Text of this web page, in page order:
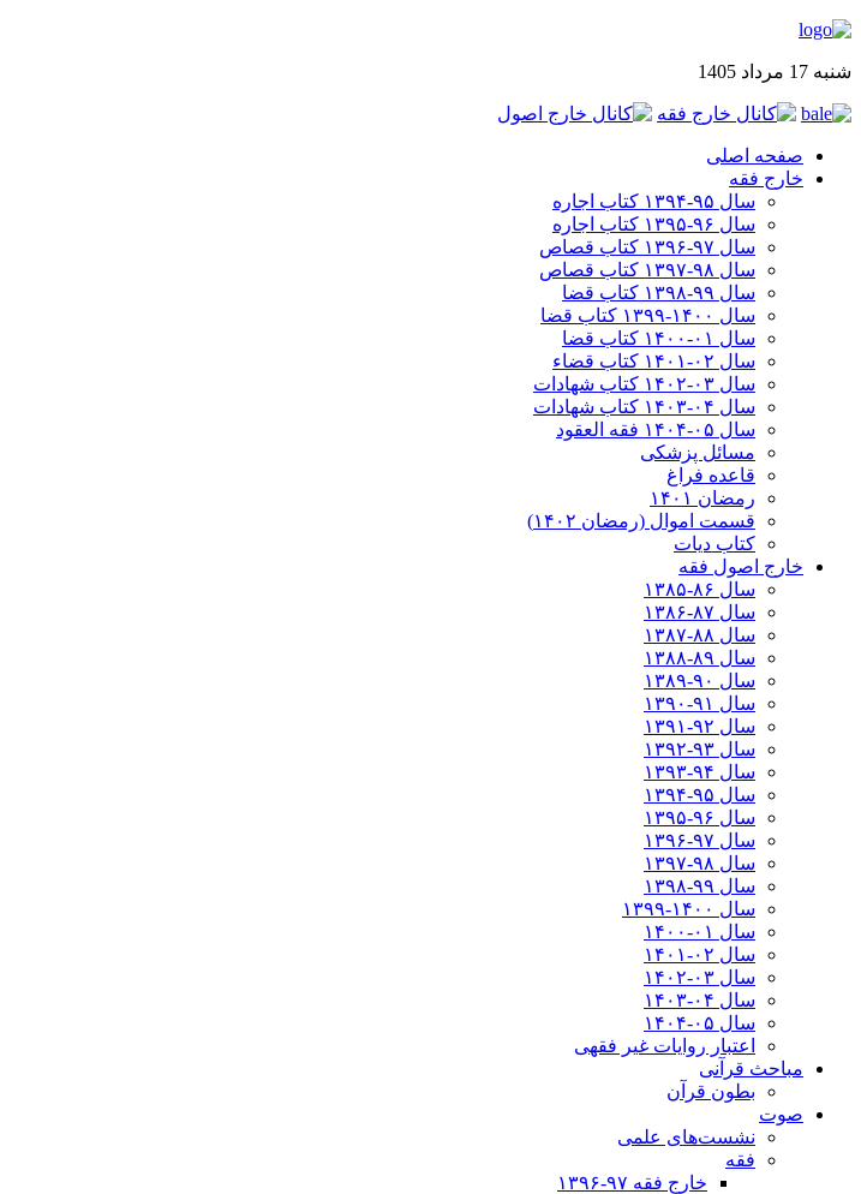
شنبه 17 مرداد 1405
صفحه اصلی
خارج فقه
سال ۹۵-۱۳۹۴ کتاب اجاره
سال ۹۶-۱۳۹۵ کتاب اجاره
سال ۹۷-۱۳۹۶ کتاب قصاص
سال ۹۸-۱۳۹۷ کتاب قصاص
سال ۹۹-۱۳۹۸‍ کتاب قضا
سال ۱۴۰۰-۱۳۹۹ کتاب قضا
سال ۰۱-۱۴۰۰ کتاب قضا
سال ۰۲-۱۴۰۱ کتاب قضاء
سال ۰۳-۱۴۰۲ کتاب شهادات
سال ۰۴-۱۴۰۳ کتاب شهادات
سال ۰۵-۱۴۰۴ فقه العقود
مسائل پزشکی
قاعده فراغ
رمضان ۱۴۰۱
قسمت اموال (رمضان ۱۴۰۲)
کتاب دیات
خارج اصول فقه
سال ۸۶-۱۳۸۵
سال ۸۷-۱۳۸۶
سال ۸۸-۱۳۸۷
سال ۸۹-۱۳۸۸
سال ۹۰-۱۳۸۹
سال ۹۱-۱۳۹۰
سال ۹۲-۱۳۹۱
سال ۹۳-۱۳۹۲
سال ۹۴-۱۳۹۳
سال ۹۵-۱۳۹۴
سال ۹۶-۱۳۹۵
سال ۹۷-۱۳۹۶
سال ۹۸-۱۳۹۷
سال ۹۹-۱۳۹۸‍
سال ۱۴۰۰-۱۳۹۹
سال ۰۱-۱۴۰۰
سال ۰۲-۱۴۰۱
سال ۰۳-۱۴۰۲
سال ۰۴-۱۴۰۳
سال ۰۵-۱۴۰۴
اعتبار روایات غیر فقهی
مباحث قرآنی
بطون قرآن
صوت
نشست‌های علمی
فقه
خارج فقه ۹۷-۱۳۹۶